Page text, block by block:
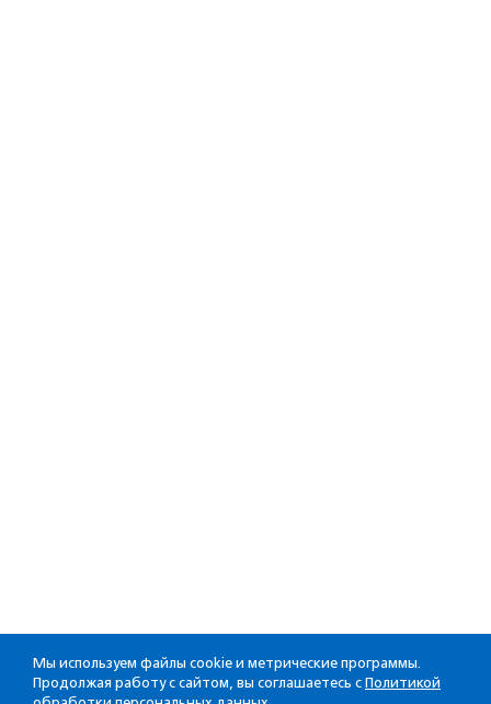
Мы используем файлы cookie и метрические программы.
Продолжая работу с сайтом, вы соглашаетесь с Политикой